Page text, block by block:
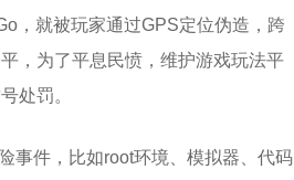
，就被玩家通过GPS定位伪造，跨
，为了平息民愤，维护游戏玩法平
处罚。
事件，⽐如root环境、模拟器、代码